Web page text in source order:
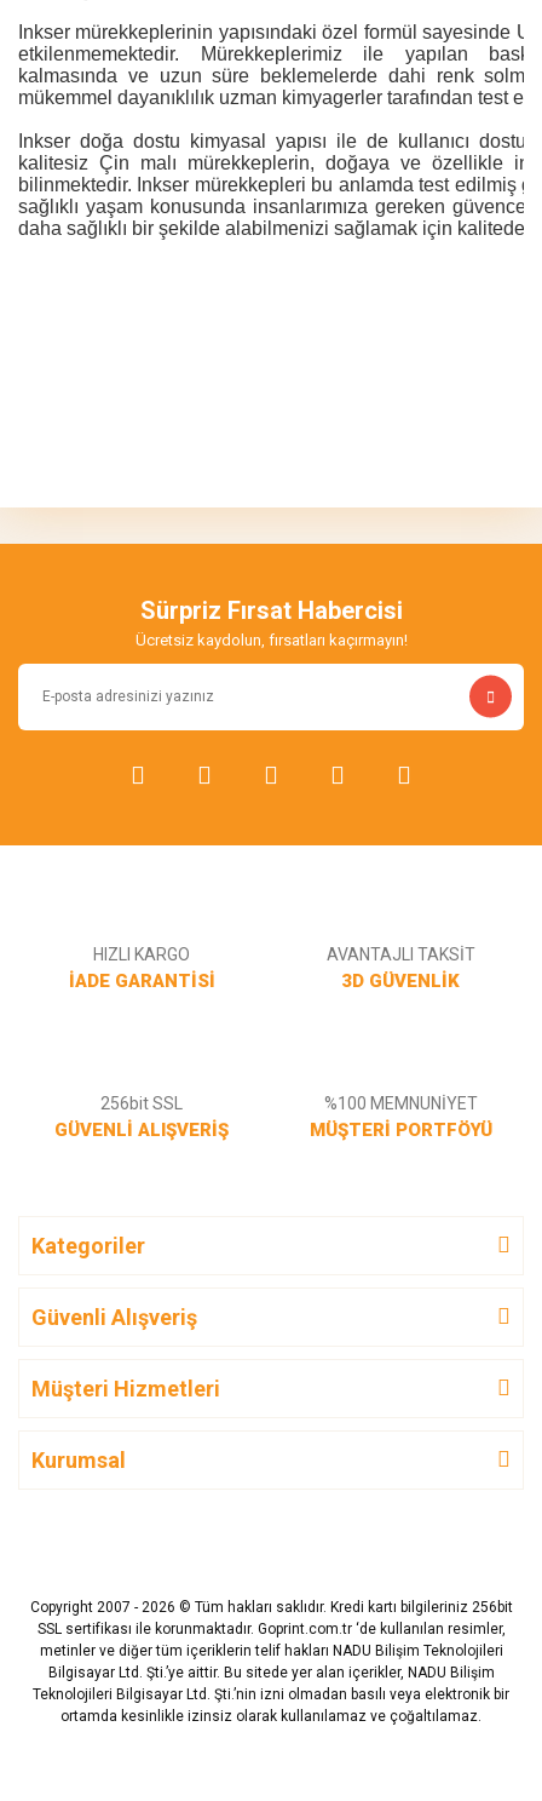
Inkser mürekkeplerinin yapısındaki özel formül sayesinde
etkilenmemektedir. Mürekkeplerimiz ile yapılan
kalmasında ve uzun süre beklemelerde dahi renk
mükemmel dayanıklılık uzman kimyagerler tarafından test
Inkser doğa dostu kimyasal yapısı ile de kullanıcı
kalitesiz Çin malı mürekkeplerin, doğaya ve özellikle
bilinmektedir. Inkser mürekkepleri bu anlamda test edilmiş
sağlıklı yaşam konusunda insanlarımıza gereken güvenceyi
daha sağlıklı bir şekilde alabilmenizi sağlamak için
Yorum Yaz
Ürün bilgilerinde hatalar bulunuyor.
Ürün fiyatı diğer sitelerden daha pahalı.
Bu ürüne benzer farklı alternatifler olmalı.
Sürpriz Fırsat Habercisi
Ücretsiz kaydolun, fırsatları kaçırmayın!
HIZLI KARGO
İADE GARANTİSİ
AVANTAJLI TAKSİT
3D GÜVENLİK
256bit SSL
GÜVENLİ ALIŞVERİŞ
%100 MEMNUNİYET
MÜŞTERİ PORTFÖYÜ
Kategoriler
Güvenli Alışveriş
Müşteri Hizmetleri
Kurumsal
Copyright 2007 - 2026 © Tüm hakları saklıdır. Kredi kartı bilgileriniz 256bit
SSL sertifikası ile korunmaktadır. Goprint.com.tr ‘de kullanılan resimler,
metinler ve diğer tüm içeriklerin telif hakları NADU Bilişim Teknolojileri
Bilgisayar Ltd. Şti.’ye aittir. Bu sitede yer alan içerikler, NADU Bilişim
Teknolojileri Bilgisayar Ltd. Şti.’nin izni olmadan basılı veya elektronik bir
ortamda kesinlikle izinsiz olarak kullanılamaz ve çoğaltılamaz.